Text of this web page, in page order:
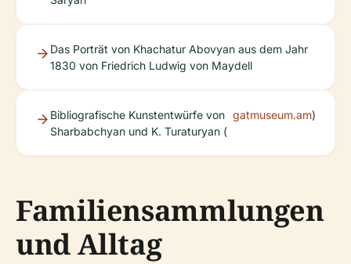
Das Porträt von Khachatur Abovyan aus dem Jahr
1830 von Friedrich Ludwig von Maydell
Bibliografische Kunstentwürfe von
Sharbabchyan und K. Turaturyan (
gatmuseum.am)
Familiensammlungen
und Alltag